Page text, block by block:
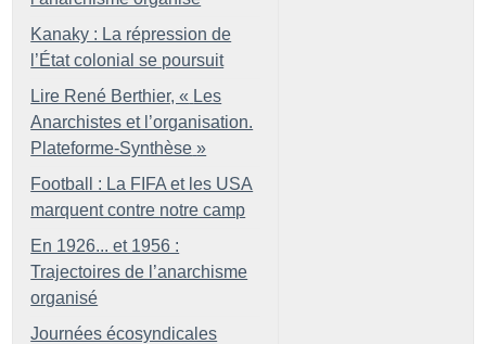
Kanaky : La répression de
l’État colonial se poursuit
Lire René Berthier, « Les
Anarchistes et l’organisation.
Plateforme-Synthèse »
Football : La FIFA et les USA
marquent contre notre camp
En 1926... et 1956 :
Trajectoires de l’anarchisme
organisé
Journées écosyndicales